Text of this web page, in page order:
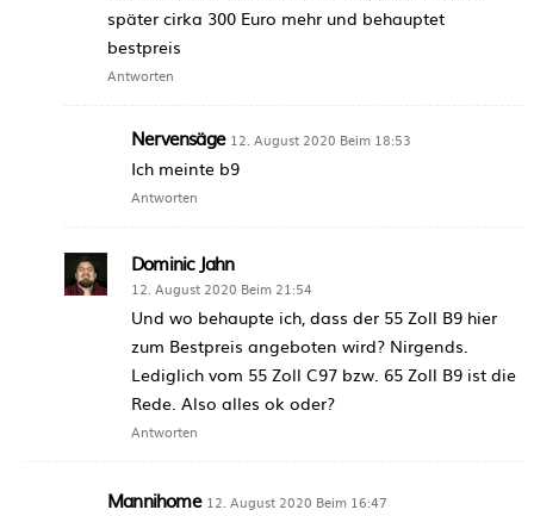
später cirka 300 Euro mehr und behauptet
bestpreis
Antworten
Nervensäge 12. August 2020 Beim 18:53
Ich meinte b9
Antworten
Dominic Jahn
12. August 2020 Beim 21:54
Und wo behaupte ich, dass der 55 Zoll B9 hier
zum Bestpreis angeboten wird? Nirgends.
Lediglich vom 55 Zoll C97 bzw. 65 Zoll B9 ist die
Rede. Also alles ok oder?
Antworten
Mannihome 12. August 2020 Beim 16:47